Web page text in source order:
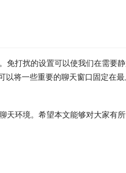
免打扰的设置可以使我们在需要
以将一些重要的聊天窗口固定在
天环境。希望本文能够对大家有